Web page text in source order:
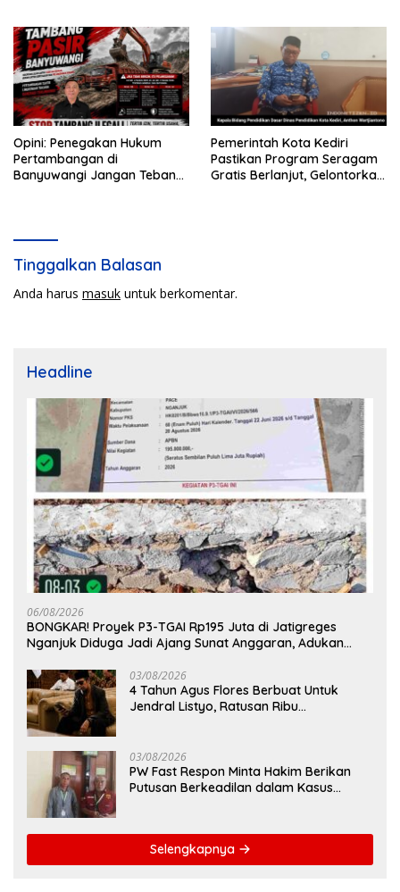
Opini: Penegakan Hukum
Pertambangan di
Banyuwangi Jangan Tebang
Pemerintah Kota Kediri
Pastikan Program Seragam
Gratis Berlanjut, Gelontorkan
Tinggalkan Balasan
Anda harus masuk untuk berkomentar.
Headline
06/08/2026
BONGKAR! Proyek P3-TGAI Rp195 Juta di Jatigreges
Nganjuk Diduga Jadi Ajang Sunat Anggaran, Adukan
03/08/2026
4 Tahun Agus Flores Berbuat Untuk
Jendral Listyo, Ratusan Ribu
03/08/2026
PW Fast Respon Minta Hakim Berikan
Putusan Berkeadilan dalam Kasus
Selengkapnya